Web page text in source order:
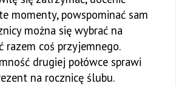
momenty, powspominać sam
można się wybrać na
razem coś przyjemnego.
drugiej połówce sprawi
na rocznicę ślubu.